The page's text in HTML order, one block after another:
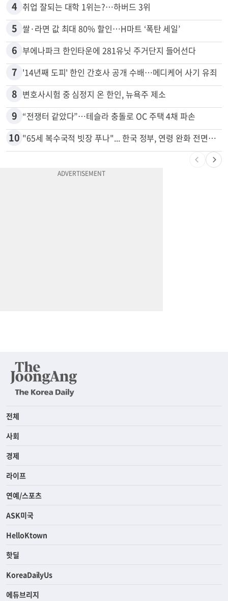
3 5주간 차 안 몰면 최대 600불 지급
4 취업 잘되는 대학 1위는?…하버드 3위
5 쌀·라면 값 최대 80% 할인…H마트 ‘폭탄 세일’
6 부에나파크 한인타운에 281유닛 주거단지 들어선다
7 '14년째 도피' 한인 간호사 공개 수배…메디케어 사기 유죄
8 변호사시험 중 심정지 온 한인, 뉴욕주 제소
9 “전쟁터 같았다”…테슬라 충돌로 OC 주택 4채 파손
"65세 복수국적 빗장 푸나"... 한국 정부, 연령 완화 전면 추진
전체
사회
경제
라이프
연예/스포츠
ASK미국
HelloKtown
핫딜